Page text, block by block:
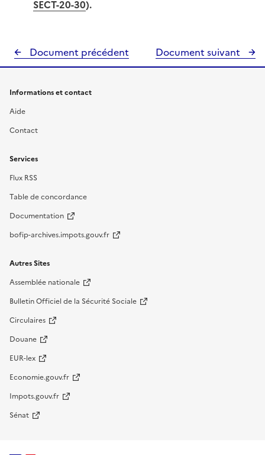
SECT-20-30).
Document précédent Document suivant
Informations et contact
Aide
Contact
Services
Flux RSS
Table de concordance
Documentation
bofip-archives.impots.gouv.fr
Autres Sites
Assemblée nationale
Bulletin Officiel de la Sécurité Sociale
Circulaires
Douane
EUR-lex
Economie.gouv.fr
Impots.gouv.fr
Sénat